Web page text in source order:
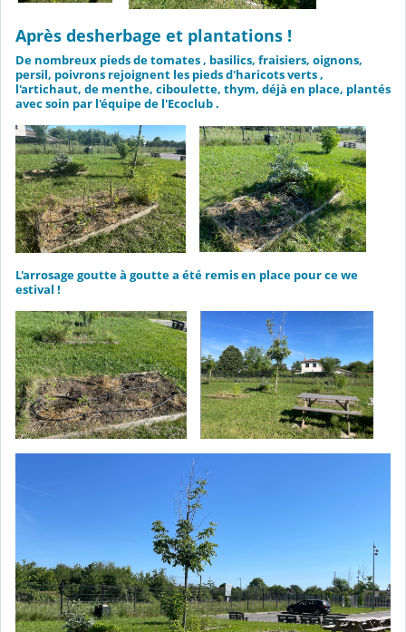
Après desherbage et plantations !
De nombreux pieds de tomates , basilics, fraisiers, oignons,
persil, poivrons rejoignent les pieds d'haricots verts ,
l'artichaut, de menthe, ciboulette, thym, déjà en place, plantés
avec soin par l'équipe de l'Ecoclub .
L'arrosage goutte à goutte a été remis en place pour ce we
estival !